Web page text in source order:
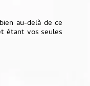
au-delà de ce
étant vos seules